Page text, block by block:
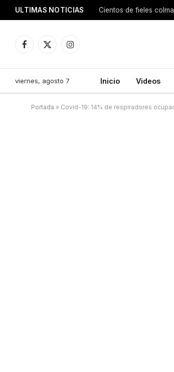
ULTIMAS NOTICIAS
Facebook
X
Instagram
viernes, agosto 7 Inicio Videos
Portada » Covid-19: 14% de respiradores